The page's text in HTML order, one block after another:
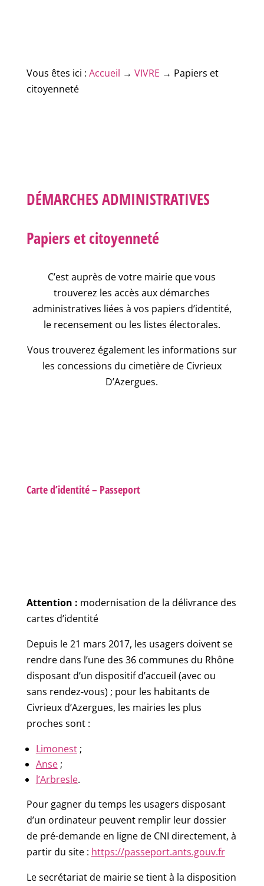
Vous êtes ici : Accueil → VIVRE → Papiers et
citoyenneté
DÉMARCHES ADMINISTRATIVES
Papiers et citoyenneté
C’est auprès de votre mairie que vous
trouverez les accès aux démarches
administratives liées à vos papiers d’identité,
le recensement ou les listes électorales.
Vous trouverez également les informations sur
les concessions du cimetière de Civrieux
D’Azergues.
Carte d’identité – Passeport
Attention : modernisation de la délivrance des
cartes d’identité
Depuis le 21 mars 2017, les usagers doivent se
rendre dans l’une des 36 communes du Rhône
disposant d’un dispositif d’accueil (avec ou
sans rendez-vous) ; pour les habitants de
Civrieux d’Azergues, les mairies les plus
proches sont :
Limonest;
Anse;
l’Arbresle.
Pour gagner du temps les usagers disposant
d’un ordinateur peuvent remplir leur dossier
de pré-demande en ligne de CNI directement, à
partir du site : https://passeport.ants.gouv.fr
Le secrétariat de mairie se tient à la disposition